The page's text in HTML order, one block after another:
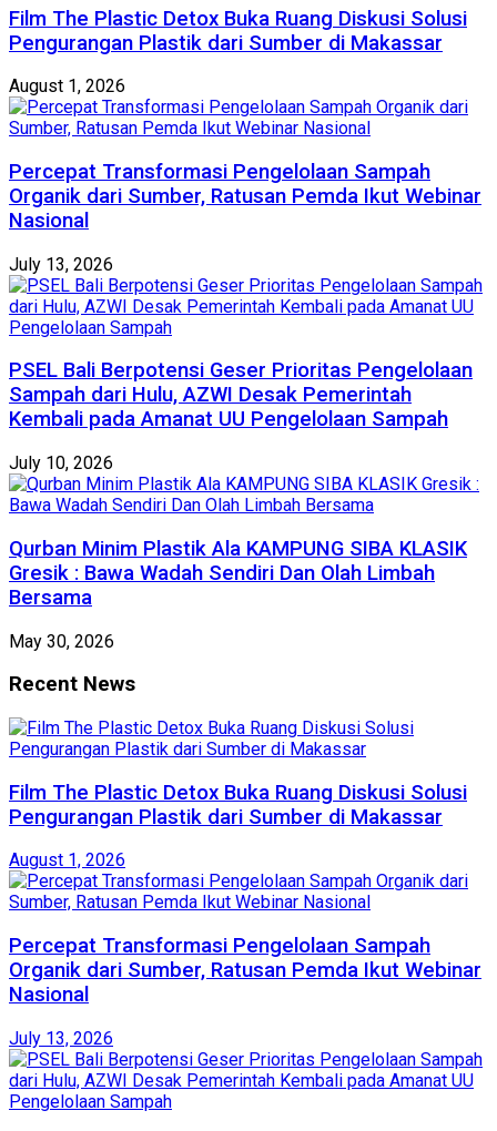
Film The Plastic Detox Buka Ruang Diskusi Solusi
Pengurangan Plastik dari Sumber di Makassar
August 1, 2026
Percepat Transformasi Pengelolaan Sampah
Organik dari Sumber, Ratusan Pemda Ikut Webinar
Nasional
July 13, 2026
PSEL Bali Berpotensi Geser Prioritas Pengelolaan
Sampah dari Hulu, AZWI Desak Pemerintah
Kembali pada Amanat UU Pengelolaan Sampah
July 10, 2026
Qurban Minim Plastik Ala KAMPUNG SIBA KLASIK
Gresik : Bawa Wadah Sendiri Dan Olah Limbah
Bersama
May 30, 2026
Recent News
Film The Plastic Detox Buka Ruang Diskusi Solusi
Pengurangan Plastik dari Sumber di Makassar
August 1, 2026
Percepat Transformasi Pengelolaan Sampah
Organik dari Sumber, Ratusan Pemda Ikut Webinar
Nasional
July 13, 2026